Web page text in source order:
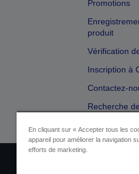
Promotions
produit
Vérification
Inscription à
Contactez-
Recherche
En cliquant sur « Accepter tous les
appareil pour améliorer la navigation
efforts de marketing.